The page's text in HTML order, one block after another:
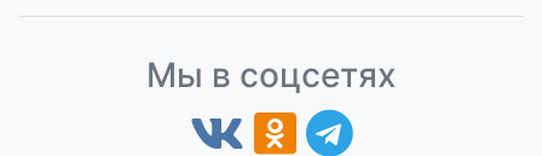
Мы в соцсетях